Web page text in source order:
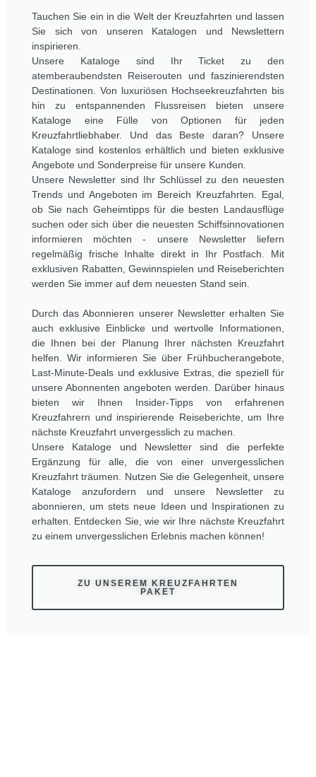
Tauchen Sie ein in die Welt der Kreuzfahrten und lassen
Sie sich von unseren Katalogen und Newslettern
inspirieren.
Unsere Kataloge sind Ihr Ticket zu den
atemberaubendsten Reiserouten und faszinierendsten
Destinationen. Von luxuriösen Hochseekreuzfahrten bis
hin zu entspannenden Flussreisen bieten unsere
Kataloge eine Fülle von Optionen für jeden
Kreuzfahrtliebhaber. Und das Beste daran? Unsere
Kataloge sind kostenlos erhältlich und bieten exklusive
Angebote und Sonderpreise für unsere Kunden.
Unsere Newsletter sind Ihr Schlüssel zu den neuesten
Trends und Angeboten im Bereich Kreuzfahrten. Egal,
ob Sie nach Geheimtipps für die besten Landausflüge
suchen oder sich über die neuesten Schiffsinnovationen
informieren möchten - unsere Newsletter liefern
regelmäßig frische Inhalte direkt in Ihr Postfach. Mit
exklusiven Rabatten, Gewinnspielen und Reiseberichten
werden Sie immer auf dem neuesten Stand sein.
Durch das Abonnieren unserer Newsletter erhalten Sie
auch exklusive Einblicke und wertvolle Informationen,
die Ihnen bei der Planung Ihrer nächsten Kreuzfahrt
helfen. Wir informieren Sie über Frühbucherangebote,
Last-Minute-Deals und exklusive Extras, die speziell für
unsere Abonnenten angeboten werden. Darüber hinaus
bieten wir Ihnen Insider-Tipps von erfahrenen
Kreuzfahrern und inspirierende Reiseberichte, um Ihre
nächste Kreuzfahrt unvergesslich zu machen.
Unsere Kataloge und Newsletter sind die perfekte
Ergänzung für alle, die von einer unvergesslichen
Kreuzfahrt träumen. Nutzen Sie die Gelegenheit, unsere
Kataloge anzufordern und unsere Newsletter zu
abonnieren, um stets neue Ideen und Inspirationen zu
erhalten. Entdecken Sie, wie wir Ihre nächste Kreuzfahrt
zu einem unvergesslichen Erlebnis machen können!
ZU UNSEREM KREUZFAHRTEN
PAKET